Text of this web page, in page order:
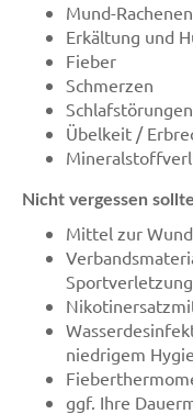
Mund-
Erkältung und
Fieber
Schmerzen
Schlafstörungen
Übelkeit /
Nicht vergessen
Mittel zur
niedrigem
ggf. Ihre